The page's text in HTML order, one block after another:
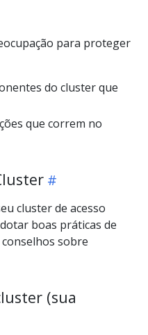
para proteger
do cluster que
que correm no
cluster de acesso
boas práticas de
sobre
(sua